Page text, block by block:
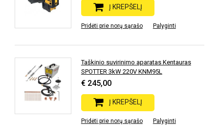
Į KREPŠELĮ
Pridėti prie norų sąrašo Palyginti
Taškinio suvirinimo aparatas Kentauras
SPOTTER 3kW 220V KNM95L
€ 245,00
Į KREPŠELĮ
Pridėti prie norų sąrašo Palyginti